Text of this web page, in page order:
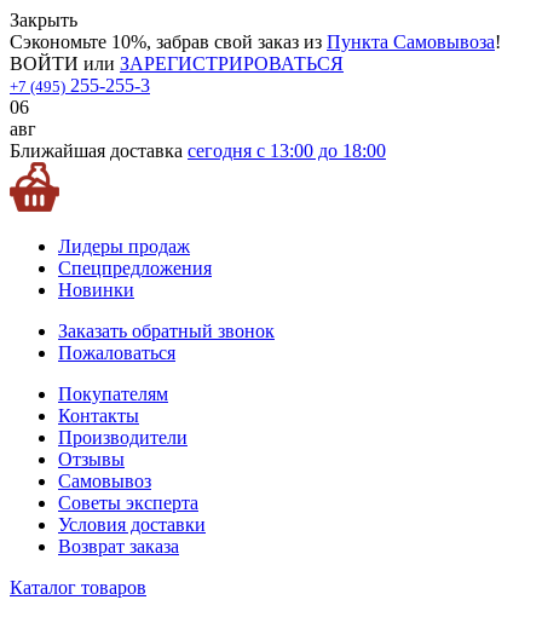
Закрыть
Сэкономьте 10%, забрав свой заказ из Пункта Самовывоза!
ВОЙТИ или ЗАРЕГИСТРИРОВАТЬСЯ
+7 (495) 255-255-3
06
авг
Ближайшая доставка сегодня с 13:00 до 18:00
Лидеры продаж
Спецпредложения
Новинки
Заказать обратный звонок
Пожаловаться
Покупателям
Контакты
Производители
Отзывы
Самовывоз
Советы эксперта
Условия доставки
Возврат заказа
Каталог товаров